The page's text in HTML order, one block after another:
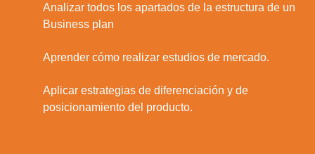
Analizar todos los apartados de la estructura de un
Business plan
Aprender cómo realizar estudios de mercado.
Aplicar estrategias de diferenciación y de
posicionamiento del producto.